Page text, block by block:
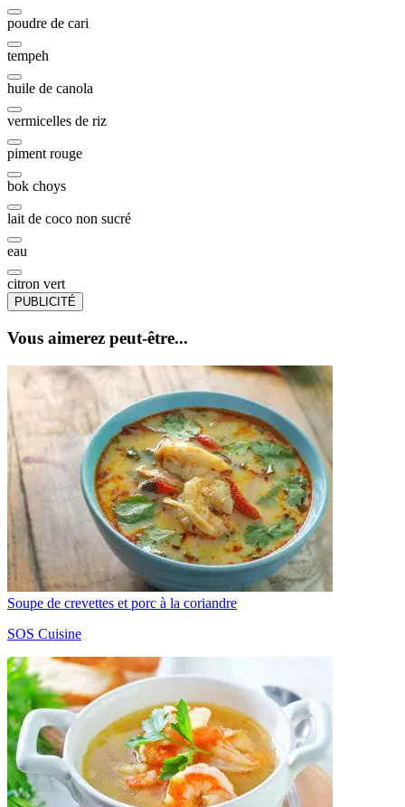
poudre de cari
tempeh
huile de canola
vermicelles de riz
piment rouge
bok choys
lait de coco non sucré
eau
citron vert
PUBLICITÉ
Vous aimerez peut-être...
Soupe de crevettes et porc à la coriandre
SOS Cuisine